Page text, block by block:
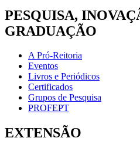
PESQUISA,
GRADUAÇÃO
A Pró-Reitoria
Eventos
Livros e Periódicos
Certificados
Grupos de Pesquisa
PROFEPT
EXTENSÃO